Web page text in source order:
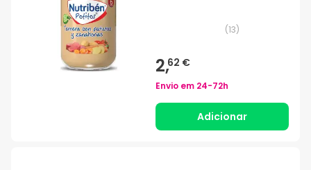
(13)
2,62 €
Envio em 24-72h
Adicionar